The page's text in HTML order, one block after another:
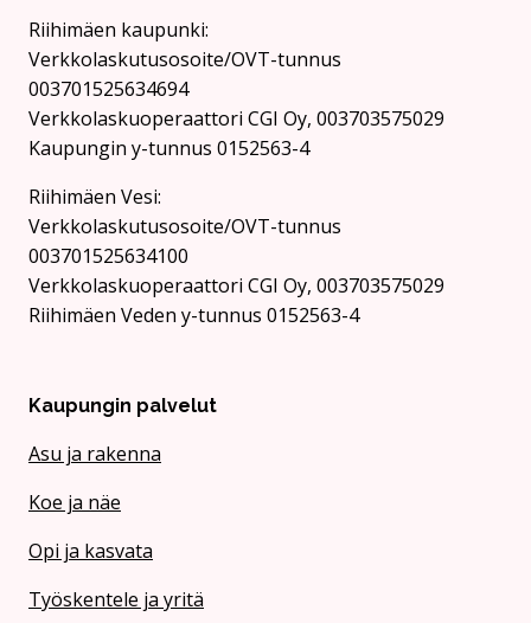
Riihimäen kaupunki:
Verkkolaskutusosoite/OVT-tunnus
003701525634694
Verkkolaskuoperaattori CGI Oy, 003703575029
Kaupungin y-tunnus 0152563-4
Rii­hi­mäen Vesi:
Verkkolaskutusosoite/OVT-tunnus
003701525634100
Verkkolaskuoperaattori CGI Oy, 003703575029
Riihimäen Veden y-tunnus 0152563-4
Kaupungin palvelut
Asu ja rakenna
Koe ja näe
Opi ja kasvata
Työskentele ja yritä